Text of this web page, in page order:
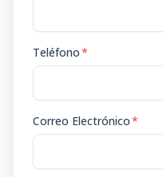
Teléfono*
Correo Electrónico*